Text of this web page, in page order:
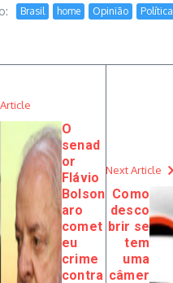
Brasil home Opinião Política
O
senad
or
Flávio
Bolson
aro
comet
eu
crime
contra
Next Article
Como
desco
brir se
tem
uma
câmer